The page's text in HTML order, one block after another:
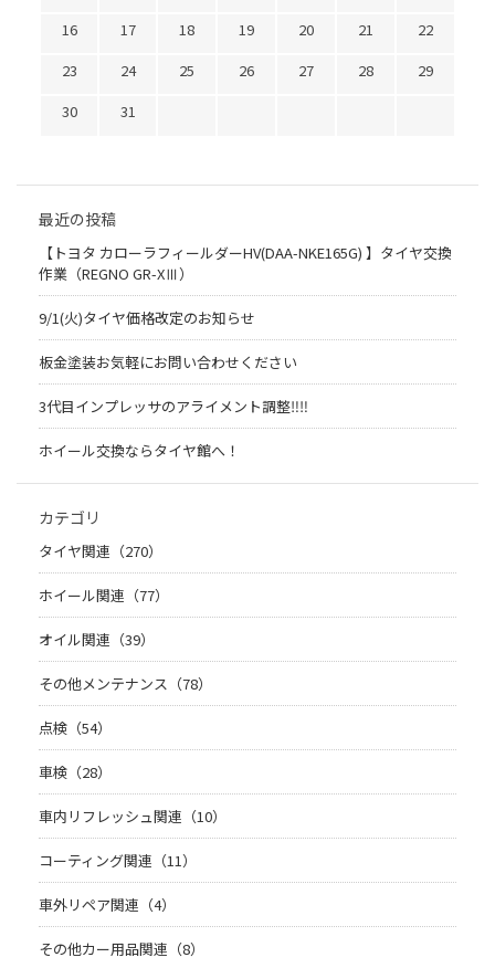
16
17 18 19 20 21
22
23
24 25 26 27 28
29
30
31
最近の投稿
【トヨタ カローラフィールダーHV(DAA-NKE165G) 】タイヤ交換
作業（REGNO GR-XⅢ）
9/1(火)タイヤ価格改定のお知らせ
板金塗装お気軽にお問い合わせください
3代目インプレッサのアライメント調整‼︎‼︎
ホイール交換ならタイヤ館へ！
カテゴリ
タイヤ関連（270）
ホイール関連（77）
オイル関連（39）
その他メンテナンス（78）
点検（54）
車検（28）
車内リフレッシュ関連（10）
コーティング関連（11）
車外リペア関連（4）
その他カー用品関連（8）